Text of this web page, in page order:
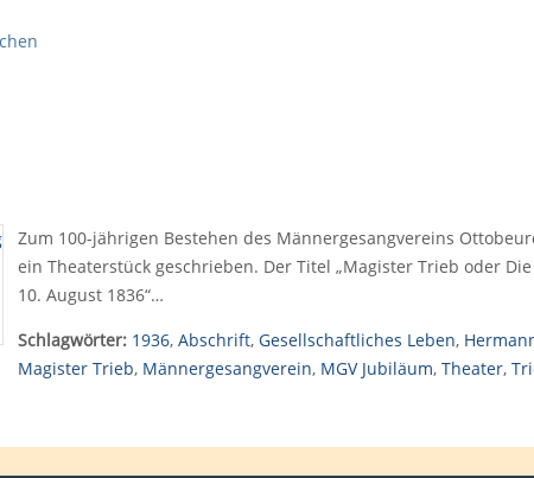
Zum 100-jährigen Bestehen des Männergesangvereins
ein Theaterstück geschrieben. Der Titel „Magister Trieb oder
10. August 1836“…
Schlagwörter: 1936, Abschrift, Gesellschaftliches Leben,
Magister Trieb, Männergesangverein, MGV Jubiläum, Theater,